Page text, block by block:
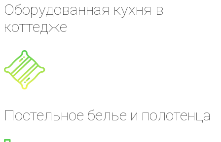
Оборудованная кухня в
коттедже
Постельное белье и полотенца